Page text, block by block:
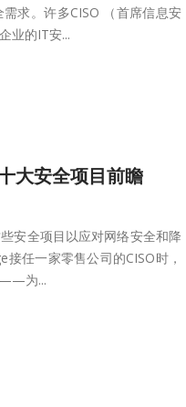
求。许多CISO （首席信息安
业的IT安...
大安全项目前瞻
安全项目以应对网络安全和降
任一家零售公司的CISO时，
——为...